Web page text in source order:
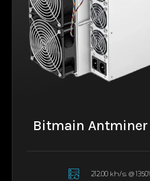
Bitmain Antminer
212.00 kh/s @